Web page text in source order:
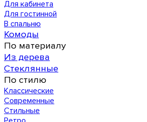
Для кабинета
Для гостинной
В спальню
Комоды
По материалу
Из дерева
Стеклянные
По стилю
Классические
Современные
Стильные